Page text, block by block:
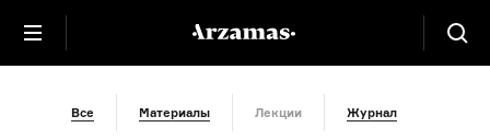
Видео
Все Материалы Лекции Журнал